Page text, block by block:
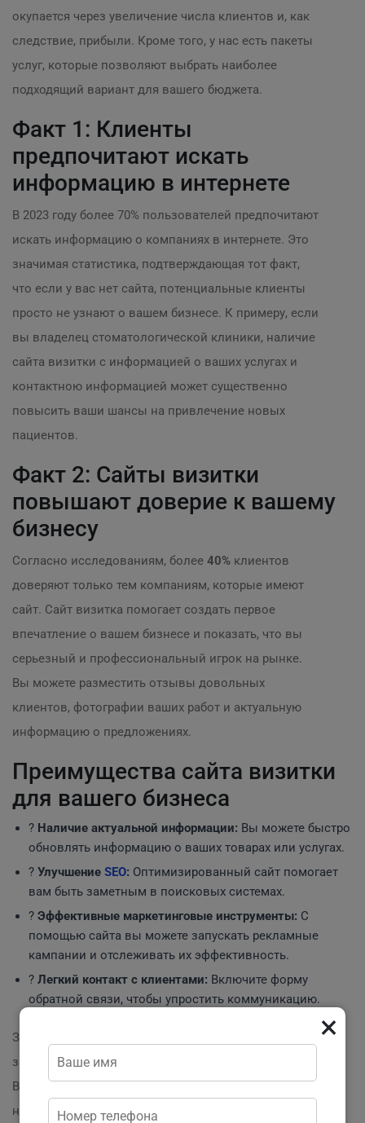
окупается через увеличение числа клиентов и, как
следствие, прибыли. Кроме того, у нас есть пакеты
услуг, которые позволяют выбрать наиболее
подходящий вариант для вашего бюджета.
Факт 1: Клиенты
предпочитают искать
информацию в интернете
В 2023 году более 70% пользователей предпочитают
искать информацию о компаниях в интернете. Это
значимая статистика, подтверждающая тот факт,
что если у вас нет сайта, потенциальные клиенты
просто не узнают о вашем бизнесе. К примеру, если
вы владелец стоматологической клиники, наличие
сайта визитки с информацией о ваших услугах и
контактною информацией может существенно
повысить ваши шансы на привлечение новых
пациентов.
Факт 2: Сайты визитки
повышают доверие к вашему
бизнесу
Согласно исследованиям, более 40% клиентов
доверяют только тем компаниям, которые имеют
сайт. Сайт визитка помогает создать первое
впечатление о вашем бизнесе и показать, что вы
серьезный и профессиональный игрок на рынке.
Вы можете разместить отзывы довольных
клиентов, фотографии ваших работ и актуальную
информацию о предложениях.
Преимущества сайта визитки
для вашего бизнеса
? Наличие актуальной информации: Вы можете быстро
обновлять информацию о ваших товарах или услугах.
? Улучшение SEO: Оптимизированный сайт помогает
вам быть заметным в поисковых системах.
? Эффективные маркетинговые инструменты: С
помощью сайта вы можете запускать рекламные
кампании и отслеживать их эффективность.
? Легкий контакт с клиентами: Включите форму
обратной связи, чтобы упростить коммуникацию.
Зачем вам это нужно?
заявить о себе в онлайн-пространстве.
Воспользуйтесь этим инструментом, чтобы
нарастить свою клиентскую базу и выделиться на
×